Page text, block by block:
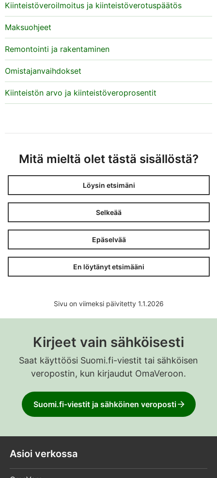
Kiinteistöveroilmoitus ja kiinteistöverotuspäätös
Maksuohjeet
Remontointi ja rakentaminen
Omistajanvaihdokset
Kiinteistön arvo ja kiinteistöveroprosentit
Mitä mieltä olet tästä sisällöstä?
Löysin etsimäni
Selkeää
Epäselvää
En löytänyt etsimääni
Sivu on viimeksi päivitetty 1.1.2026
Kirjeet vain sähköisesti
Saat käyttöösi Suomi.fi-viestit tai sähköisen
veropostin, kun kirjaudut OmaVeroon.
Suomi.fi-viestit ja sähköinen veroposti
Asioi verkossa